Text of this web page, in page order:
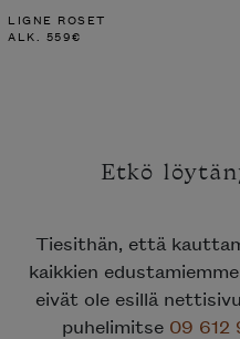
LIGNE ROSET
ALK. 559€
Etkö
Tiesithän, että
kaikkien
eivät ole esillä
puhelimitse 09 612